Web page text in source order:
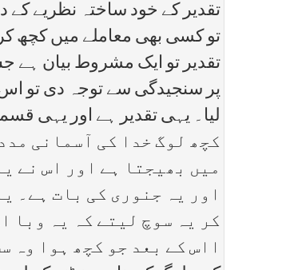
تقدیر کے خود ساختہ نظریے
تو کسی بھی معاملے میں کچھ
تقدیر تو ایک مشروط بیان ہے
پر سنجیدگی سے توجہ دی تو اس
لیا۔ یہی تقدیر ہے اور یہی
کچھ لوگ خدا کی آسمانی
میں بھیجتا ہے اور اس نے
اور یہ جنوری کی بات ہے۔
کر یہ سوچ لیتے کہ یہ وبا
ااس کے بعد جو کچھ ہوا وہ